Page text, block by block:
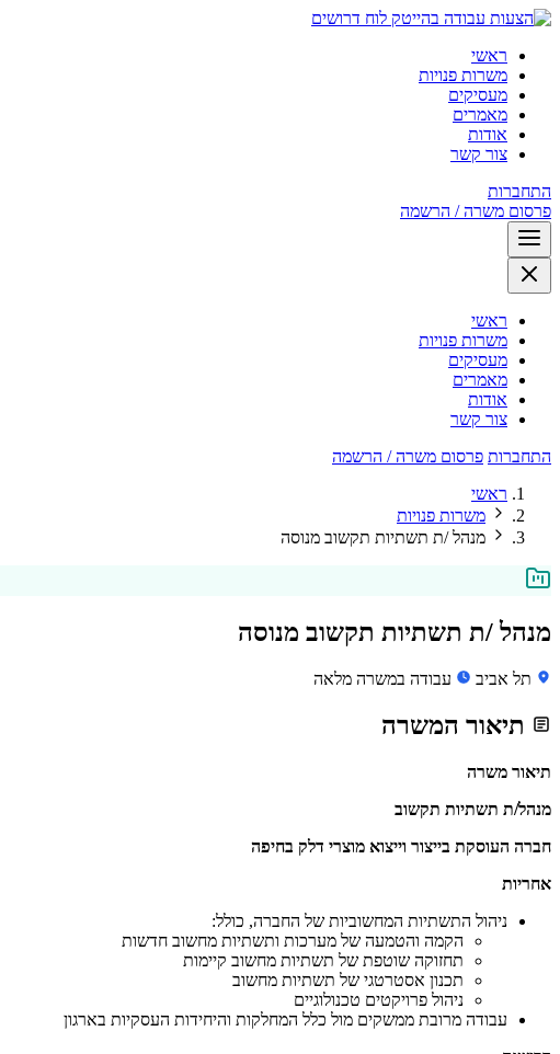
לוח דרושים
ראשי
משרות פנויות
מעסיקים
מאמרים
אודות
צור קשר
התחברות
פרסום משרה / הרשמה
ראשי
משרות פנויות
מעסיקים
מאמרים
אודות
צור קשר
התחברות פרסום משרה / הרשמה
ראשי
משרות פנויות
מנהל /ת תשתיות תקשוב מנוסה
מנהל /ת תשתיות תקשוב מנוסה
תל אביב עבודה במשרה מלאה
תיאור המשרה
תיאור משרה
מנהל/ת תשתיות תקשוב
חברה העוסקת בייצור וייצוא מוצרי דלק בחיפה
אחריות
ניהול התשתיות המחשוביות של החברה, כולל:
הקמה והטמעה של מערכות ותשתיות מחשוב חדשות
תחזוקה שוטפת של תשתיות מחשוב קיימות
תכנון אסטרטגי של תשתיות מחשוב
ניהול פרויקטים טכנולוגיים
עבודה מרובת ממשקים מול כלל המחלקות והיחידות העסקיות בארגון